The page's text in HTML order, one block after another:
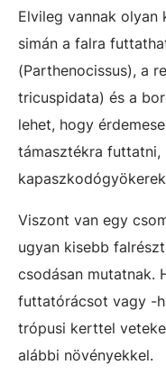
Elvileg vannak olyan
simán a falra
(Parthenocissus), a
tricuspidata) és a
lehet, hogy
támasztékra
Viszont van egy
ugyan kisebb
csodásan mutatnak.
futtatórácsot vagy -
trópusi kerttel
alábbi növényekkel.